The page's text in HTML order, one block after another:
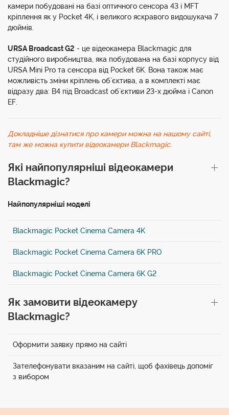
камери побудовані на базі оптичного сенсора 43 і MFT
кріплення як у Pocket 4K, і великого яскравого видошукача 7
дюймів.
URSA Broadcast G2 - це відеокамера Blackmagic для
студійного виробництва, яка побудована на базі корпусу від
URSA Mini Pro та сенсора від Pocket 6K. Вона також має
можливість зміни кріплень об`єктива, а в комплекті має
відразу два: В4 під Broadcast об`єктиви 23-х дюйма і Canon
EF.
Докладніше дізнатися про камери можна на нашому сайті,
там же можна купити відеокамери Blackmagic.
Які найпопулярніші відеокамери
Blackmagic?
Найпопулярніші моделі
Blackmagic Pocket Cinema Camera 4K
Blackmagic Pocket Cinema Camera 6K PRO
Blackmagic Pocket Cinema Camera 6K G2
Як замовити відеокамеру
Blackmagic?
Оформити заявку прямо на сайті
Зателефонувати вказаним на сайті, щоб фахівець допоміг
з вибором